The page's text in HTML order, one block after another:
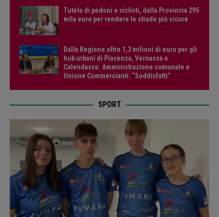
Tutela di pedoni e ciclisti, dalla Provincia 295
mila euro per rendere le strade più sicure
Dalla Regione oltre 1,3 milioni di euro per gli
hub urbani di Piacenza, Vernasca e
Calendasco. Amministrazione comunale e
Unione Commercianti: “Soddisfatti”
SPORT